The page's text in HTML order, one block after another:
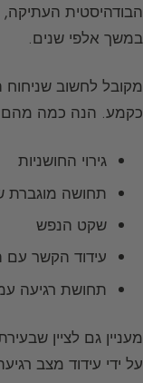
הבודהיסטית העתיקה,
במשך אלפי שנים.
מקובל לחשוב שניחוח
כקמע. הנה כמה
גירוי החושניות
תחושה מוגברת
שקט הנפש
עידוד הקשר עם
תחושת רגיעה
מעניין גם לציין
על ידי עידוד מצב